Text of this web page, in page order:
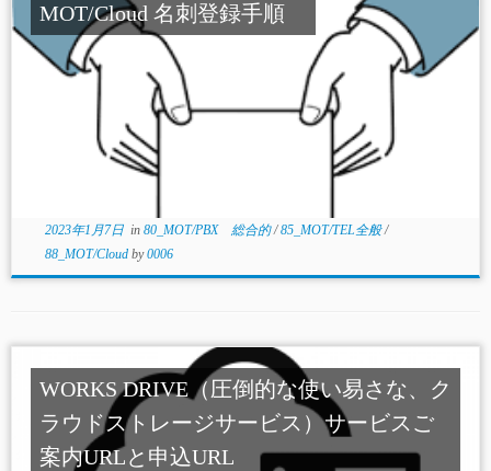
MOT/Cloud 名刺登録手順
2023年1月7日in 80_MOT/PBX 総合的/85_MOT/TEL全般/
88_MOT/Cloud by0006
WORKS DRIVE（圧倒的な使い易さな、ク
ラウドストレージサービス）サービスご
案内URLと申込URL